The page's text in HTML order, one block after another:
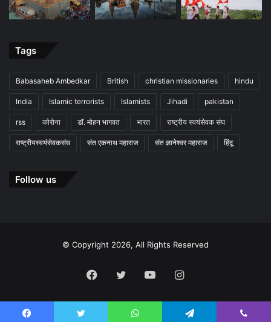
Tags
Babasaheb Ambedkar British christian missionaries hindu
India Islamic terrorists Islamists Jihadi pakistan
rss कोरोना डॉ. मोहन भागवत भारत राष्ट्रीय स्वयंसेवक संघ
राष्ट्रीयस्वयंसेवकसंघ संत एकनाथ महाराज संत ज्ञानेश्वर महाराज हिंदू
Follow us
© Copyright 2026, All Rights Reserved
Facebook
TwitterYouTubeInstagram